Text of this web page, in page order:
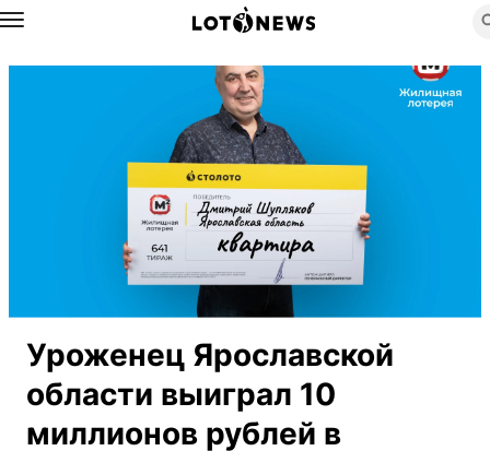
Назад
Уроженец Ярославской
области выиграл 10
миллионов рублей в